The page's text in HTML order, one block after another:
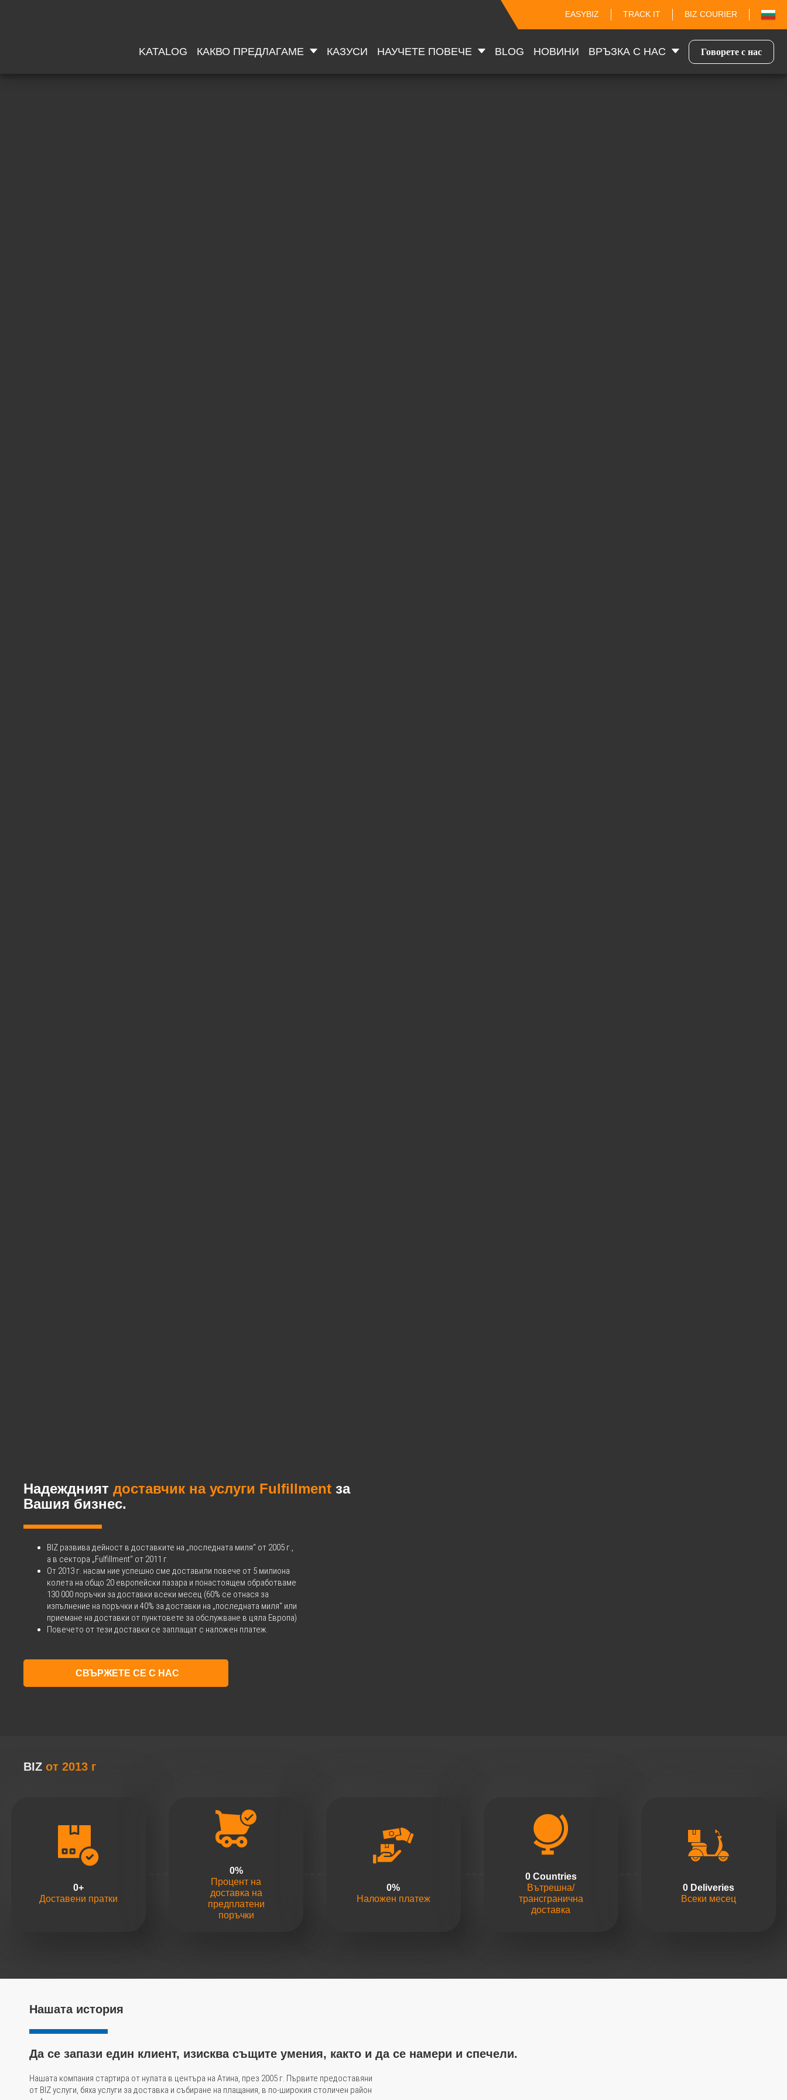
EASYBIZ TRACK IT BIZ COURIER
KATALOG КАКВО ПРЕДЛАГАМЕ КАЗУСИ НАУЧЕТЕ ПОВЕЧЕ BLOG НОВИНИ ВРЪЗКА С НАС Говорете с нас
Надеждният доставчик на услуги Fulfillment за
Вашия бизнес.
BIZ развива дейност в доставките на „последната миля“ от 2005 г.,
а в сектора „Fulfillment“ от 2011 г.
От 2013 г. насам ние успешно сме доставили повече от 5 милиона
колета на общо 20 европейски пазара и понастоящем обработваме
130 000 поръчки за доставки всеки месец (60% се отнася за
изпълнение на поръчки и 40% за доставки на „последната миля“ или
приемане на доставки от пунктовете за обслужване в цяла Европа)
Повечето от тези доставки се заплащат с наложен платеж.
СВЪРЖЕТЕ СЕ С НАС
BIZ от 2013 г
0+
Доставени пратки
0%
Процент на
доставка на
предплатени
поръчки
0%
Наложен платеж
0 Countries
Вътрешна/
трансгранична
доставка
0 Deliveries
Всеки месец
Нашата история
Да се запази един клиент, изисква същите умения, както и да се намери и спечели.
Нашата компания стартира от нулата в центъра на Атина, през 2005 г. Първите предоставяни
от BIZ услуги, бяха услуги за доставка и събиране на плащания, в по-широкия столичен район